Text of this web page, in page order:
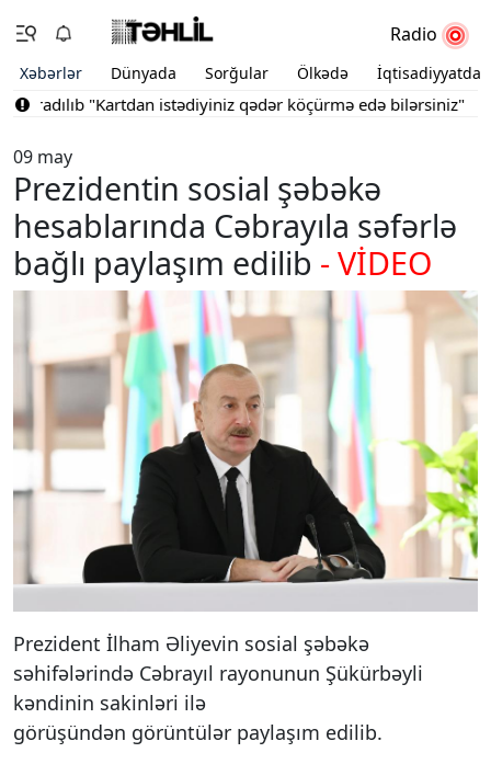
Radio
Xəbərlər Dünyada Sorğular Ölkədə İqtisadiyyatda
"Kartdan istədiyiniz qədər köçürmə edə bilərsiniz"
09 may
Prezidentin sosial şəbəkə
hesablarında Cəbrayıla səfərlə
bağlı paylaşım edilib - VİDEO
Prezident İlham Əliyevin sosial şəbəkə
səhifələrində Cəbrayıl rayonunun Şükürbəyli
kəndinin sakinləri ilə
görüşündən görüntülər paylaşım edilib.